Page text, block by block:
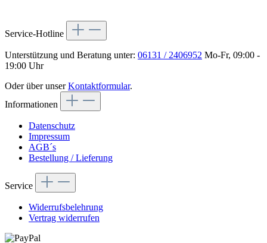
Service-Hotline
Unterstützung und Beratung unter: 06131 / 2406952 Mo-Fr, 09:00 -
19:00 Uhr
Oder über unserKontaktformular.
Informationen
Datenschutz
Impressum
AGB´s
Bestellung / Lieferung
Service
Widerrufsbelehrung
Vertrag widerrufen